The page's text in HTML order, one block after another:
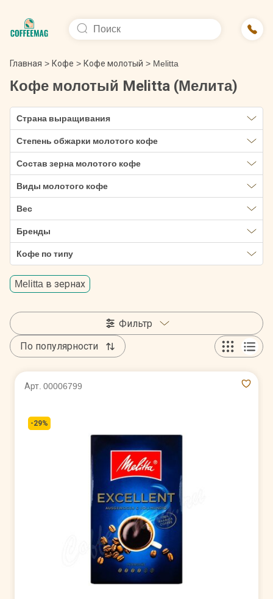
Главная > Кофе > Кофе молотый > Melitta
Кофе молотый Melitta (Мелита)
Страна выращивания
Степень обжарки молотого кофе
Состав зерна молотого кофе
Виды молотого кофе
Вес
Бренды
Кофе по типу
Melitta в зернах
Фильтр
По популярности
Арт. 00006799
-29%